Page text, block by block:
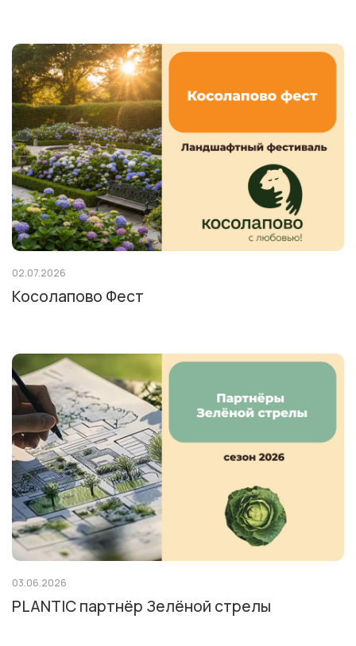
02.07.2026
Косолапово Фест
03.06.2026
PLANTIC партнёр Зелёной стрелы